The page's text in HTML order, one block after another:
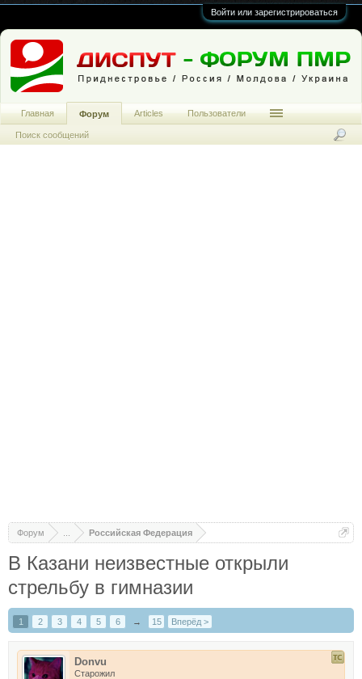
Войти или зарегистрироваться
Форум Российская Федерация
В Казани неизвестные открыли
стрельбу в гимназии
1 2 3 4 5 6 → 15 Вперёд >
Donvu
Старожил
Главная Форум
Поиск сообщений
Articles Пользователи